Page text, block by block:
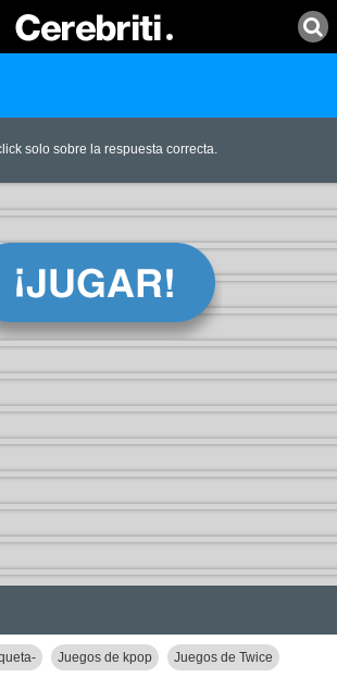
solo sobre la respuesta correcta.
Juegos de kpop Juegos de Twice